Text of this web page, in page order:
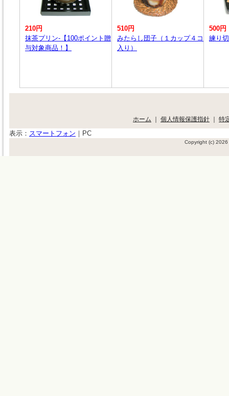
210円
抹茶プリン-【100ポイント贈
与対象商品！】
510円
みたらし団子（１カップ４コ
入り）
500円
練り
ホーム ｜ 個人情報保護指針 ｜ 特
表示： スマートフォン ｜ PC
Copyright (c)